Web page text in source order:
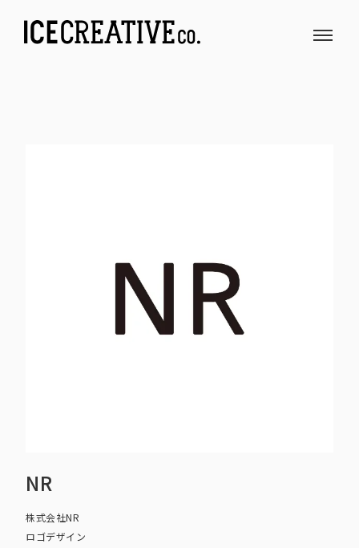
NR
株式会社NR
ロゴデザイン